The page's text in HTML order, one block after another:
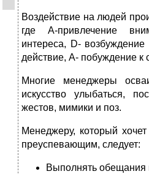
Воздействие на людей
где A-привлечение
интереса, D- возбуждение
действие, А- побуждение
Многие менеджеры
искусство улыбаться,
жестов, мимики и поз.
Менеджеру, который
преуспевающим, следует:
Выполнять обещания